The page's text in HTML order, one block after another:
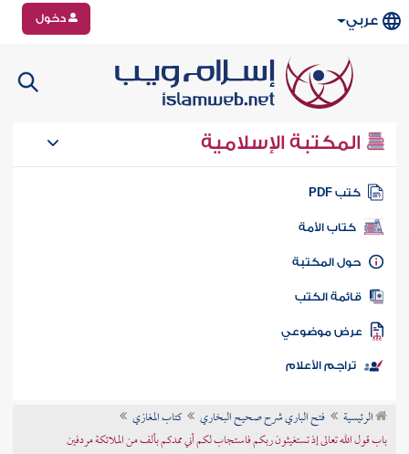
عربي دخول
المكتبة الإسلامية
كتب PDF
كتاب الأمة
المكتبة
الكتب
موضوعي
تراجم الأعلام
الرئيسية فتح الباري شرح صحيح البخاري
كتاب المغازي
باب قول الله تعالى إذ تستغيثون ربكم فاستجاب لكم أني ممدكم بألف من الملائكة مردفين